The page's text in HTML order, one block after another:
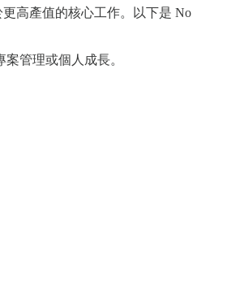
高產值的核心工作。以下是 No
管理或個人成長。